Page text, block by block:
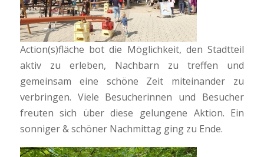
Action(s)fläche bot die Möglichkeit, den Stadtteil
aktiv zu erleben, Nachbarn zu treffen und
gemeinsam eine schöne Zeit miteinander zu
verbringen. Viele Besucherinnen und Besucher
freuten sich über diese gelungene Aktion. Ein
sonniger & schöner Nachmittag ging zu Ende.